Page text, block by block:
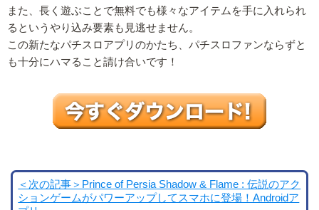
また、長く遊ぶことで無料でも様々なアイテムを手に入れられ
るというやり込み要素も見逃せません。
この新たなパチスロアプリのかたち、パチスロファンならずと
も十分にハマること請け合いです！
＜次の記事＞Prince of Persia Shadow & Flame : 伝説のアク
ションゲームがパワーアップしてスマホに登場！Androidア